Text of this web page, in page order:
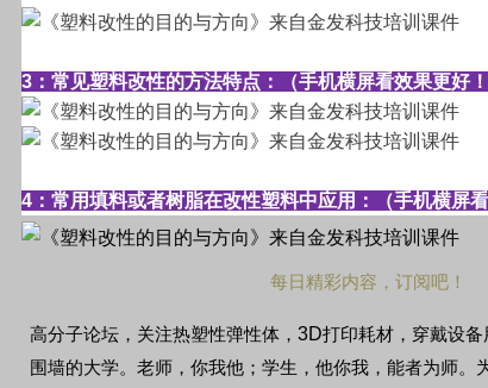
3 ：常见塑料改性的方法特点 ：（手机横屏看效果更好！
4 ：常用填料或者树脂在改性塑料中应用：（手机横屏
每日精彩内容，订阅吧！
高分子论坛，关注热塑性弹性体， 3D打印耗材，穿戴设
围墙的大学。老师，你我他；学生，他你我，能者为师。